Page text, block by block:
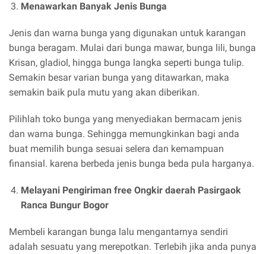
Menawarkan Banyak Jenis Bunga
Jenis dan warna bunga yang digunakan untuk karangan
bunga beragam. Mulai dari bunga mawar, bunga lili, bunga
Krisan, gladiol, hingga bunga langka seperti bunga tulip.
Semakin besar varian bunga yang ditawarkan, maka
semakin baik pula mutu yang akan diberikan.
Pilihlah toko bunga yang menyediakan bermacam jenis
dan warna bunga. Sehingga memungkinkan bagi anda
buat memilih bunga sesuai selera dan kemampuan
finansial. karena berbeda jenis bunga beda pula harganya.
Melayani Pengiriman free Ongkir daerah Pasirgaok
Ranca Bungur Bogor
Membeli karangan bunga lalu mengantarnya sendiri
adalah sesuatu yang merepotkan. Terlebih jika anda punya